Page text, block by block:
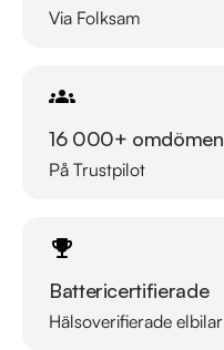
Via Folksam
16 000+ omdömen
På Trustpilot
Battericertifierade
Hälsoverifierade elbilar
Läs mer om oss